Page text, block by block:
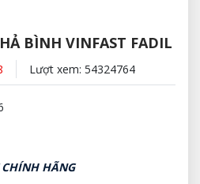
BÌNH VINFAST FADIL
Lượt xem: 54324764
HÃNG